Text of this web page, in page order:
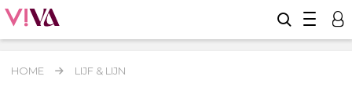
HOME LIJF & LIJN